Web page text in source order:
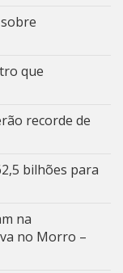
que
recorde de
bilhões para
na
no Morro –